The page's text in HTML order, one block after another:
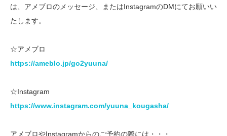
は、アメブロのメッセージ、またはInstagramのDMにてお願いい
たします。
☆アメブロ
https://ameblo.jp/go2yuuna/
☆Instagram
https://www.instagram.com/yuuna_kougasha/
アメブロやInstagramからのご予約の際には・・・